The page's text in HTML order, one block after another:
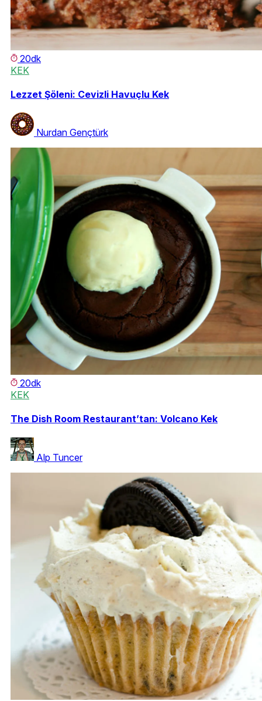
20dk
KEK
Lezzet Şöleni: Cevizli Havuçlu Kek
Nurdan Gençtürk
20dk
KEK
The Dish Room Restaurant’tan: Volcano Kek
Alp Tuncer